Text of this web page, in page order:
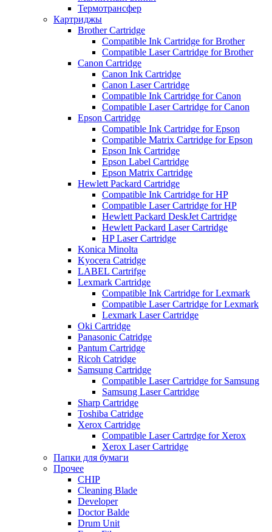
Термотрансфер
Картриджы
Brother Cartridge
Compatible Ink Cartridge for Brother
Compatible Laser Cartridge for Brother
Canon Cartridge
Canon Ink Cartridge
Canon Laser Cartridge
Compatible Ink Cartridge for Canon
Compatible Laser Cartridge for Canon
Epson Cartridge
Compatible Ink Cartridge for Epson
Compatible Matrix Cartridge for Epson
Epson Ink Cartridge
Epson Label Cartridge
Epson Matrix Cartridge
Hewlett Packard Cartridge
Compatible Ink Cartridge for HP
Compatible Laser Cartridge for HP
Hewlett Packard DeskJet Cartridge
Hewlett Packard Laser Cartridge
HP Laser Cartridge
Konica Minolta
Kyocera Catridge
LABEL Cartrifge
Lexmark Cartridge
Compatible Ink Cartridge for Lexmark
Compatible Laser Cartridge for Lexmark
Lexmark Laser Cartridge
Oki Cartridge
Panasonic Catridge
Pantum Cartridge
Ricoh Catridge
Samsung Cartridge
Compatible Laser Cartridge for Samsung
Samsung Laser Cartridge
Sharp Cartridge
Toshiba Catridge
Xerox Cartridge
Compatible Laser Cartrdge for Xerox
Xerox Laser Cartridge
Папки для бумаги
Прочее
CHIP
Cleaning Blade
Developer
Doctor Balde
Drum Unit